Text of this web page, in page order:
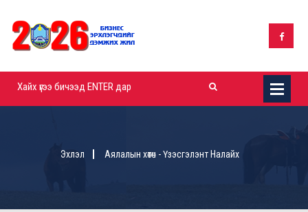
Эхлэл Аялалын хөтөч - Үзэсгэлэнт Налайх